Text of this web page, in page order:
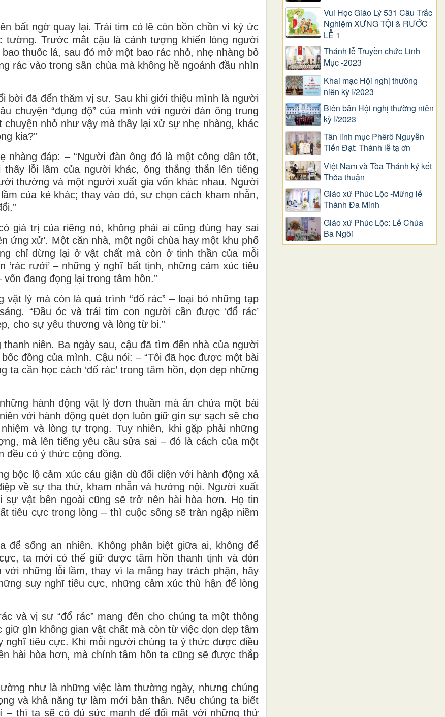
bất ngờ quay lại. Trái tim có lẽ còn bồn chồn vì ký ức
tường. Trước mắt cậu là cảnh tượng khiến lòng người
thuốc lá, sau đó mở một bao rác nhỏ, nhẹ nhàng bỏ
rác vào trong sân chùa mà không hề ngoảnh đầu nhìn
bời đã đến thăm vị sư. Sau khi giới thiệu mình là người
chuyện “đụng độ” của mình với người đàn ông trung
nhỏ như vậy mà thầy lại xử sự nhẹ nhàng, khác
kia?”
đáp: – “Người đàn ông đó là một công dân tốt,
lỗi lầm của người khác, ông thẳng thắn lên tiếng
thường và một người xuất gia vốn khác nhau. Người
của kẻ khác; thay vào đó, sư chọn cách kham nhẫn,
giá trị của riêng nó, không phải ai cũng đúng hay sai
ứng xử’. Một căn nhà, một ngôi chùa hay một khu phố
chỉ dừng lại ở vật chất mà còn ở tinh thần của mỗi
rưởi’ – những ý nghĩ bất tịnh, những cảm xúc tiêu
đang đọng lại trong tâm hồn.”
vật lý mà còn là quá trình “đổ rác” – loại bỏ những tạp
“Đầu óc và trái tim con người cần được ‘đổ rác’
cho sự yêu thương và lòng từ bi.”
niên. Ba ngày sau, cậu đã tìm đến nhà của người
đồng của mình. Cậu nói: – “Tôi đã học được một bài
cần học cách ‘đổ rác’ trong tâm hồn, dọn dẹp những
hành động vật lý đơn thuần mà ẩn chứa một bài
với hành động quét dọn luôn giữ gìn sự sạch sẽ cho
và lòng tự trọng. Tuy nhiên, khi gặp phải những
mà lên tiếng yêu cầu sửa sai – đó là cách của một
đều có ý thức cộng đồng.
bộc lộ cảm xúc cáu giận dù đối diện với hành động xả
về sự tha thứ, kham nhẫn và hướng nội. Người xuất
vật bên ngoài cũng sẽ trở nên hài hòa hơn. Họ tin
tiêu cực trong lòng – thì cuộc sống sẽ tràn ngập niềm
để sống an nhiên. Không phân biệt giữa ai, không để
ta mới có thể giữ được tâm hồn thanh tịnh và đón
những lỗi lầm, thay vì la mắng hay trách phận, hãy
suy nghĩ tiêu cực, những cảm xúc thù hận để lòng
và vị sư “đổ rác” mang đến cho chúng ta một thông
gìn không gian vật chất mà còn từ việc dọn dẹp tâm
nghĩ tiêu cực. Khi mỗi người chúng ta ý thức được điều
hài hòa hơn, mà chính tâm hồn ta cũng sẽ được thắp
như là những việc làm thường ngày, nhưng chúng
và khả năng tự làm mới bản thân. Nếu chúng ta biết
– thì ta sẽ có đủ sức mạnh để đối mặt với những thử
Vui Học Giáo Lý 531 Câu Trắc
Nghiệm XƯNG TỘI & RƯỚC
LỄ 1
Thánh lễ Truyền chức Linh
Mục -2023
Khai mạc Hội nghị thường
niên kỳ I/2023
Biên bản Hội nghị thường niên
kỳ I/2023
Tân linh mục Phêrô Nguyễn
Tiến Đạt: Thánh lễ tạ ơn
Việt Nam và Tòa Thánh ký kết
Thỏa thuận
Giáo xứ Phúc Lộc -Mừng lễ
Thánh Đa Minh
Giáo xứ Phúc Lộc: Lễ Chúa
Ba Ngôi